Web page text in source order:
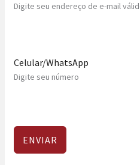
Digite seu endereço de e-mail
Celular/WhatsApp
Digite seu número
ENVIAR